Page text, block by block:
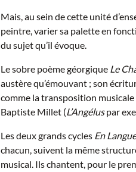
Mais, au sein de cette unité
peintre, varier sa palette en
du sujet qu’il évoque.
Le sobre poème géorgique Le
austère qu’émouvant ; son
comme la transposition
Baptiste Millet (L’Angéluspar
Les deux grands cycles En
chacun, suivent la même
musical. Ils chantent, pour le